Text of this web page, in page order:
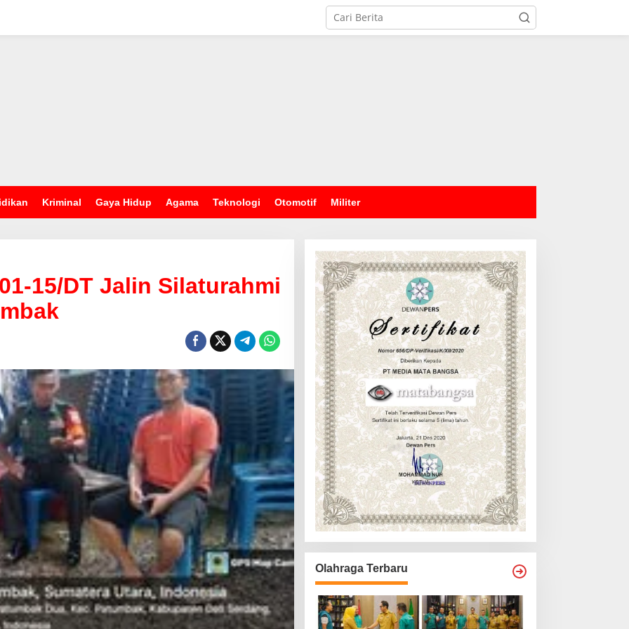
Kriminal Gaya Hidup Agama Teknologi Otomotif Militer
15/DT Jalin Silaturahmi
Olahraga Terbaru